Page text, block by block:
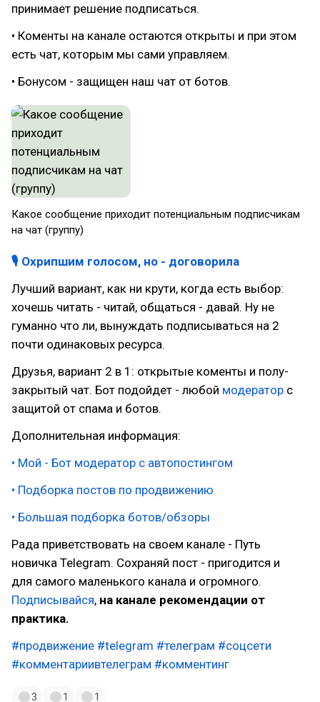
принимает решение подписаться.
• Коменты на канале остаются открыты и при этом
есть чат, которым мы сами управляем.
• Бонусом - защищен наш чат от ботов.
Какое сообщение приходит потенциальным подписчикам
на чат (группу)
🎙 Охрипшим голосом, но - договорила
Лучший вариант, как ни крути, когда есть выбор:
хочешь читать - читай, общаться - давай. Ну не
гуманно что ли, вынуждать подписываться на 2
почти одинаковых ресурса.
Друзья, вариант 2 в 1: открытые коменты и полу-
закрытый чат. Бот подойдет - любой модератор с
защитой от спама и ботов.
Дополнительная информация:
• Мой - Бот модератор с автопостингом
• Подборка постов по продвижению
• Большая подборка ботов/обзоры
Рада приветствовать на своем канале - Путь
новичка Telegram. Сохраняй пост - пригодится и
для самого маленького канала и огромного.
Подписывайся, на канале рекомендации от
практика.
#продвижение #telegram #телеграм #соцсети
#комментариивтелеграм #комментинг
3 1 1